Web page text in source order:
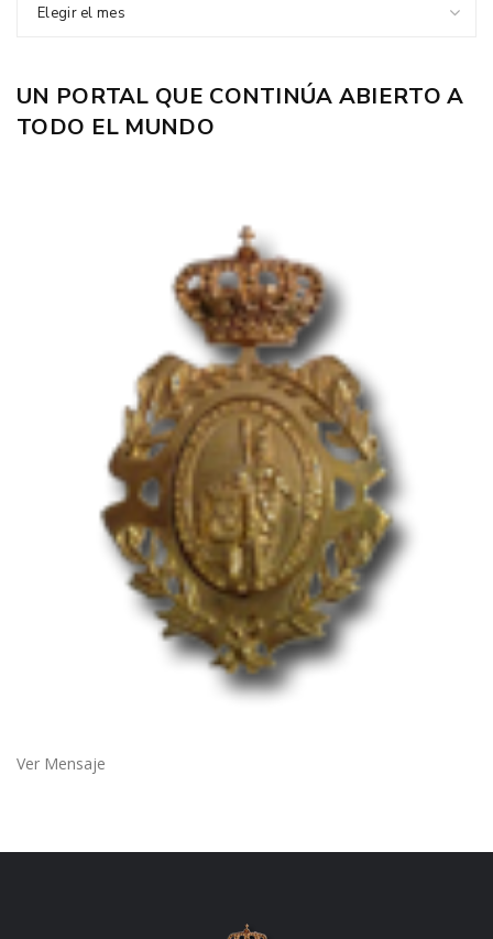
Elegir el mes
UN PORTAL QUE CONTINÚA ABIERTO A
TODO EL MUNDO
Ver Mensaje